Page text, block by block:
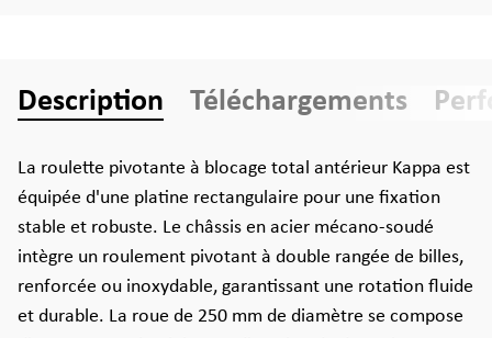
Description Téléchargements
La roulette pivotante à blocage total antérieur Kappa est
équipée d'une platine rectangulaire pour une fixation
stable et robuste. Le châssis en acier mécano-soudé
intègre un roulement pivotant à double rangée de billes,
renforcée ou inoxydable, garantissant une rotation fluide
et durable. La roue de 250 mm de diamètre se compose